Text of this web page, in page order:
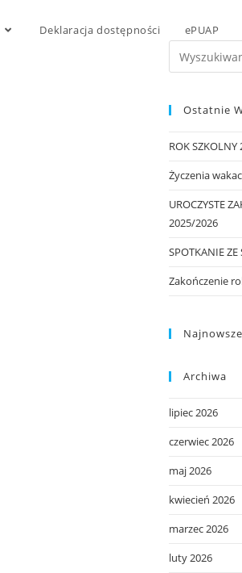
Deklaracja dostępności ePUAP
Ostatnie
ROK
Życzenia
UROCZYSTE
2025/2026
SPOTKANIE ZE
Zakończenie
Archiwa
lipiec 2026
czerwiec 2026
maj 2026
kwiecień 2026
marzec 2026
luty 2026